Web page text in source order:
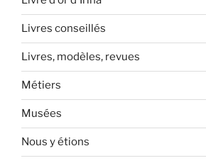
Livres conseillés
Livres, modèles, revues
Métiers
Musées
Nous y étions